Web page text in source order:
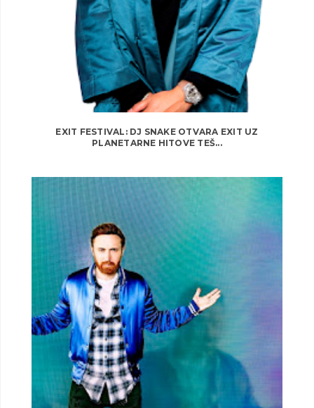
EXIT FESTIVAL: DJ SNAKE OTVARA EXIT UZ
PLANETARNE HITOVE TEŠ...